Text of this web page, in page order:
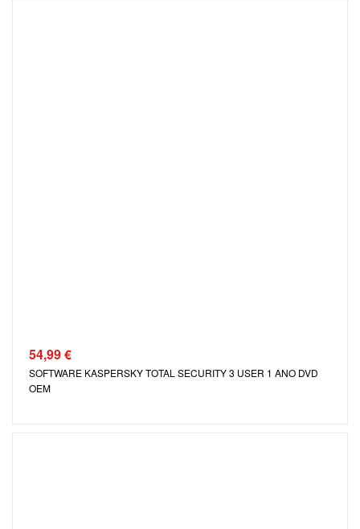
54,99€
SOFTWARE KASPERSKY TOTAL SECURITY 3 USER 1 ANO DVD
OEM